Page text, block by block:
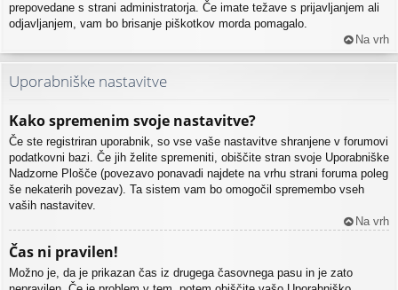
prepovedane s strani administratorja. Če imate težave s prijavljanjem ali
odjavljanjem, vam bo brisanje piškotkov morda pomagalo.
Na vrh
Uporabniške nastavitve
Kako spremenim svoje nastavitve?
Če ste registriran uporabnik, so vse vaše nastavitve shranjene v forumovi
podatkovni bazi. Če jih želite spremeniti, obiščite stran svoje Uporabniške
Nadzorne Plošče (povezavo ponavadi najdete na vrhu strani foruma poleg
še nekaterih povezav). Ta sistem vam bo omogočil spremembo vseh
vaših nastavitev.
Na vrh
Čas ni pravilen!
Možno je, da je prikazan čas iz drugega časovnega pasu in je zato